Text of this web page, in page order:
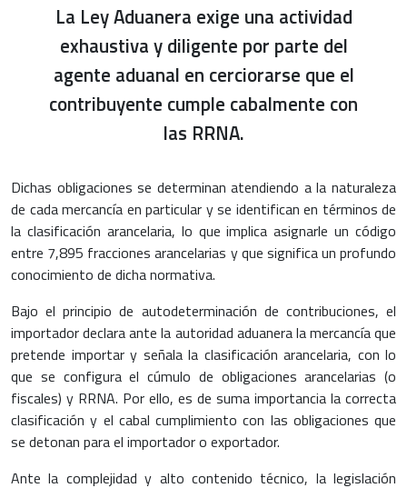
La Ley Aduanera exige una actividad
exhaustiva y diligente por parte del
agente aduanal en cerciorarse que el
contribuyente cumple cabalmente con
las RRNA.
Dichas obligaciones se determinan atendiendo a la naturaleza
de cada mercancía en particular y se identifican en términos de
la clasificación arancelaria, lo que implica asignarle un código
entre 7,895 fracciones arancelarias y que significa un profundo
conocimiento de dicha normativa.
Bajo el principio de autodeterminación de contribuciones, el
importador declara ante la autoridad aduanera la mercancía que
pretende importar y señala la clasificación arancelaria, con lo
que se configura el cúmulo de obligaciones arancelarias (o
fiscales) y RRNA. Por ello, es de suma importancia la correcta
clasificación y el cabal cumplimiento con las obligaciones que
se detonan para el importador o exportador.
Ante la complejidad y alto contenido técnico, la legislación